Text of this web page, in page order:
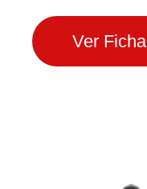
Ver Ficha